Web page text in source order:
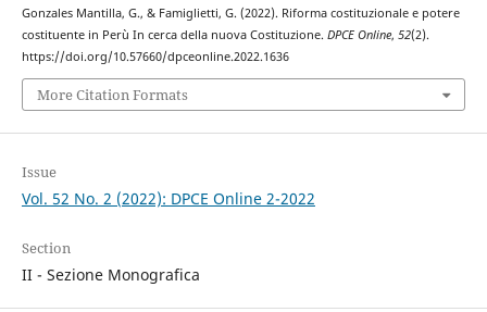
Gonzales Mantilla, G., & Famiglietti, G. (2022). Riforma costituzionale e potere
costituente in Perù In cerca della nuova Costituzione. DPCE Online, 52(2).
https://doi.org/10.57660/dpceonline.2022.1636
More Citation Formats
Issue
Vol. 52 No. 2 (2022): DPCE Online 2-2022
Section
II - Sezione Monografica